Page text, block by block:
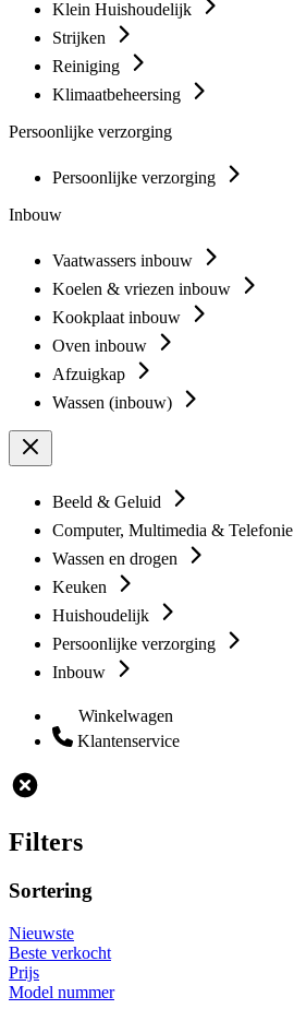
Klein Huishoudelijk
Strijken
Reiniging
Klimaatbeheersing
Persoonlijke verzorging
Persoonlijke verzorging
Inbouw
Vaatwassers inbouw
Koelen & vriezen inbouw
Kookplaat inbouw
Oven inbouw
Afzuigkap
Wassen (inbouw)
Beeld & Geluid
Computer, Multimedia & Telefonie
Wassen en drogen
Keuken
Huishoudelijk
Persoonlijke verzorging
Inbouw
Winkelwagen
Klantenservice
Filters
Sortering
Nieuwste
Beste verkocht
Prijs
Model nummer